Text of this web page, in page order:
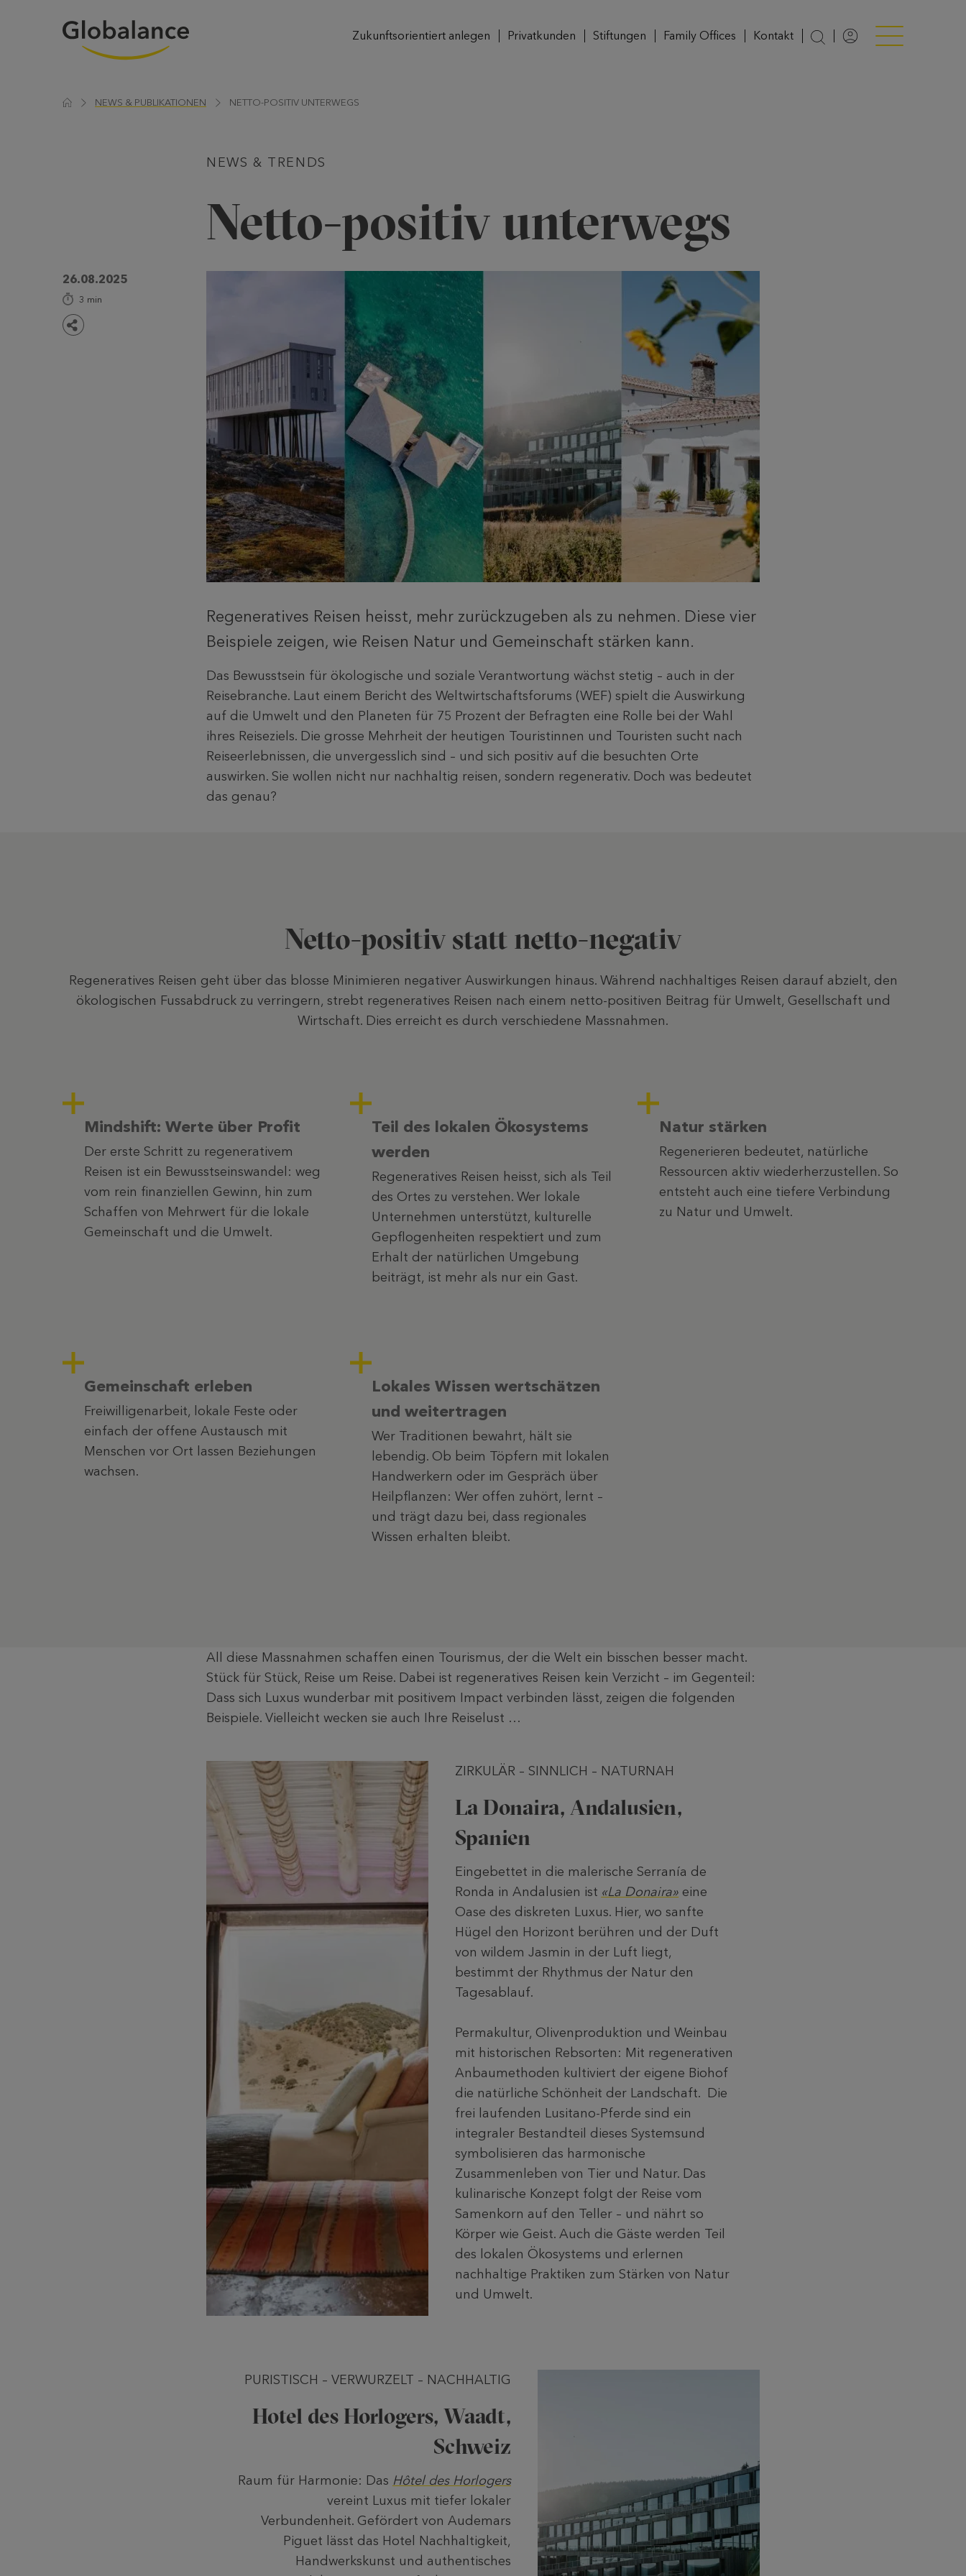
Zukunftsorientiert anlegen Privatkunden Stiftungen Family Offices Kontakt
LoginMenü anzeigen/
NEWS & PUBLIKATIONEN NETTO-POSITIV UNTERWEGS
NEWS & TRENDS
Netto-positiv unterwegs
26.08.2025
3 min
Teilen
Regeneratives Reisen heisst, mehr zurückzugeben als zu nehmen. Diese vier
Beispiele zeigen, wie Reisen Natur und Gemeinschaft stärken kann.
Das Bewusstsein für ökologische und soziale Verantwortung wächst stetig – auch in der
Reisebranche. Laut einem Bericht des Weltwirtschaftsforums (WEF) spielt die Auswirkung
auf die Umwelt und den Planeten für 75 Prozent der Befragten eine Rolle bei der Wahl
ihres Reiseziels. Die grosse Mehrheit der heutigen Touristinnen und Touristen sucht nach
Reiseerlebnissen, die unvergesslich sind – und sich positiv auf die besuchten Orte
auswirken. Sie wollen nicht nur nachhaltig reisen, sondern regenerativ. Doch was bedeutet
das genau?
Netto-positiv statt netto-negativ
Regeneratives Reisen geht über das blosse Minimieren negativer Auswirkungen hinaus. Während nachhaltiges Reisen darauf abzielt, den
ökologischen Fussabdruck zu verringern, strebt regeneratives Reisen nach einem netto-positiven Beitrag für Umwelt, Gesellschaft und
Wirtschaft. Dies erreicht es durch verschiedene Massnahmen.
Mindshift: Werte über Profit
Der erste Schritt zu regenerativem
Reisen ist ein Bewusstseinswandel: weg
vom rein finanziellen Gewinn, hin zum
Schaffen von Mehrwert für die lokale
Gemeinschaft und die Umwelt.
Teil des lokalen Ökosystems
werden
Regeneratives Reisen heisst, sich als Teil
des Ortes zu verstehen. Wer lokale
Unternehmen unterstützt, kulturelle
Gepflogenheiten respektiert und zum
Erhalt der natürlichen Umgebung
beiträgt, ist mehr als nur ein Gast.
Natur stärken
Regenerieren bedeutet, natürliche
Ressourcen aktiv wiederherzustellen. So
entsteht auch eine tiefere Verbindung
zu Natur und Umwelt.
Gemeinschaft erleben
Freiwilligenarbeit, lokale Feste oder
einfach der offene Austausch mit
Menschen vor Ort lassen Beziehungen
wachsen.
Lokales Wissen wertschätzen
und weitertragen
Wer Traditionen bewahrt, hält sie
lebendig. Ob beim Töpfern mit lokalen
Handwerkern oder im Gespräch über
Heilpflanzen: Wer offen zuhört, lernt –
und trägt dazu bei, dass regionales
Wissen erhalten bleibt.
All diese Massnahmen schaffen einen Tourismus, der die Welt ein bisschen besser macht.
Stück für Stück, Reise um Reise. Dabei ist regeneratives Reisen kein Verzicht – im Gegenteil:
Dass sich Luxus wunderbar mit positivem Impact verbinden lässt, zeigen die folgenden
Beispiele. Vielleicht wecken sie auch Ihre Reiselust …
ZIRKULÄR – SINNLICH – NATURNAH
La Donaira, Andalusien,
Spanien
Eingebettet in die malerische Serranía de
Ronda in Andalusien ist «La Donaira» eine
Oase des diskreten Luxus. Hier, wo sanfte
Hügel den Horizont berühren und der Duft
von wildem Jasmin in der Luft liegt,
bestimmt der Rhythmus der Natur den
Tagesablauf.
Permakultur, Olivenproduktion und Weinbau
mit historischen Rebsorten: Mit regenerativen
Anbaumethoden kultiviert der eigene Biohof
die natürliche Schönheit der Landschaft. Die
frei laufenden Lusitano-Pferde sind ein
integraler Bestandteil dieses Systemsund
symbolisieren das harmonische
Zusammenleben von Tier und Natur. Das
kulinarische Konzept folgt der Reise vom
Samenkorn auf den Teller – und nährt so
Körper wie Geist. Auch die Gäste werden Teil
des lokalen Ökosystems und erlernen
nachhaltige Praktiken zum Stärken von Natur
und Umwelt.
PURISTISCH – VERWURZELT – NACHHALTIG
Hotel des Horlogers, Waadt,
Schweiz
Raum für Harmonie: Das Hôtel des Horlogers
vereint Luxus mit tiefer lokaler
Verbundenheit. Gefördert von Audemars
Piguet lässt das Hotel Nachhaltigkeit,
Handwerkskunst und authentisches